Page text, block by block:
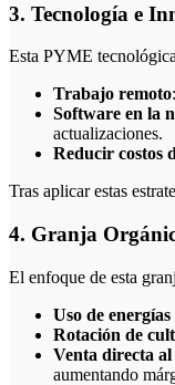
3. Tecnología e
Esta PYME
Trabajo remoto
Software en la
actualizaciones.
Reducir costos
Tras aplicar estas
4. Granja
El enfoque de esta
Uso de
Rotación de
Venta directa
aumentando